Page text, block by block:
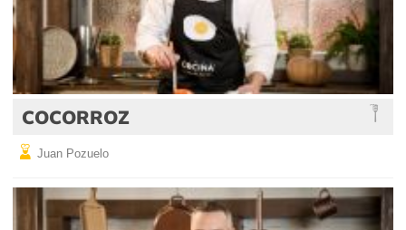
COCORROZ
Juan Pozuelo